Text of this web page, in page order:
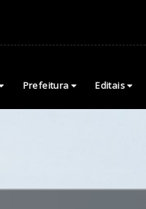
Prefeitura Editais